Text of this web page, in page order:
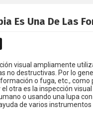
Es Una De Las
visual ampliamente
no destructivas. Por lo
o fuga, etc.,
otra es la inspección
o usando una lupa
de varios instrumentos